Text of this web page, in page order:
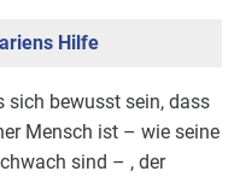
Hilfe
sich bewusst sein, dass
Mensch ist – wie seine
sind – , der